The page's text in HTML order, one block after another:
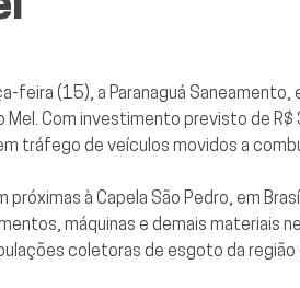
feira (15), a Paranaguá
Com investimento previsto de R$
tráfego de veículos movidos a
à Capela São Pedro, em
máquinas e demais materiais
coletoras de esgoto da região